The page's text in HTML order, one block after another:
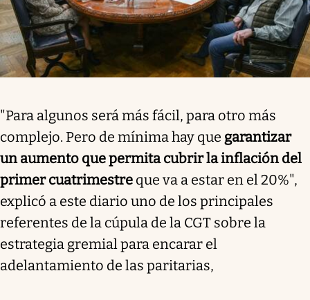
"Para algunos será más fácil, para otro más
complejo. Pero de mínima hay que garantizar
un aumento que permita cubrir la inflación del
primer cuatrimestre que va a estar en el 20%",
explicó a este diario uno de los principales
referentes de la cúpula de la CGT sobre la
estrategia gremial para encarar el
adelantamiento de las paritarias,